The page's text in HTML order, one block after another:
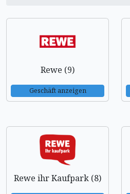
Rewe (9)
Geschäft anzeigen
Rewe ihr Kaufpark (8)